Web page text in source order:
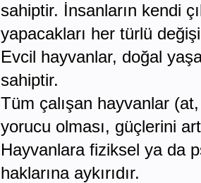
sahiptir. İnsanların kendi
yapacakları her türlü
Evcil hayvanlar, doğal
sahiptir.
Tüm çalışan hayvanlar
yorucu olması, güçlerini
Hayvanlara fiziksel ya da
haklarına aykırıdır.